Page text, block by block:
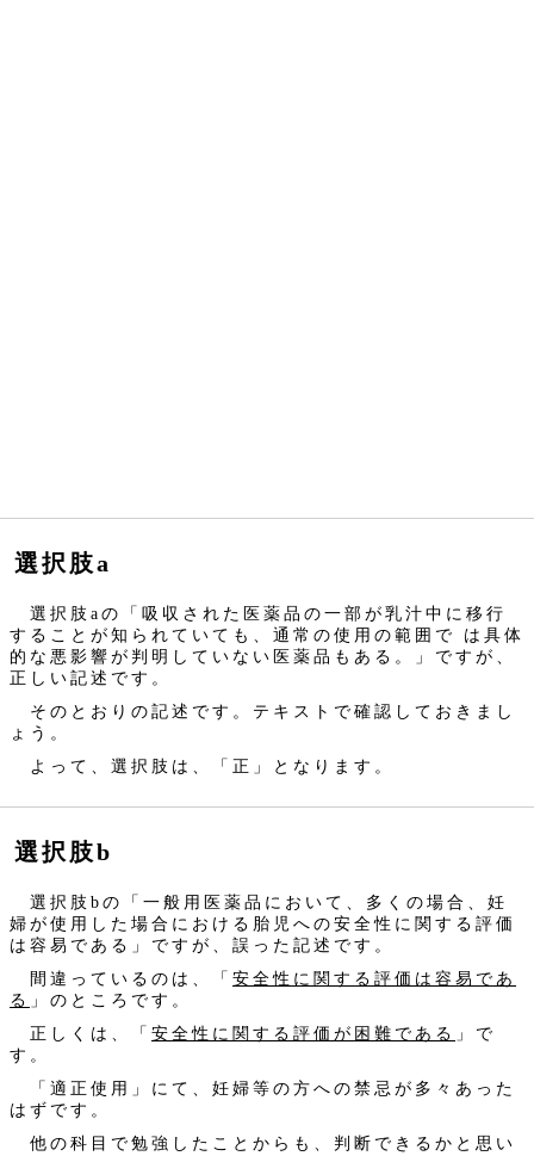
選択肢a
選択肢aの「吸収された医薬品の一部が乳汁中に移行
することが知られていても、通常の使用の範囲で は具体
的な悪影響が判明していない医薬品もある。」ですが、
正しい記述です。
そのとおりの記述です。テキストで確認しておきまし
ょう。
よって、選択肢は、「正」となります。
選択肢b
選択肢bの「一般用医薬品において、多くの場合、妊
婦が使用した場合における胎児への安全性に関する評価
は容易である」ですが、誤った記述です。
間違っているのは、「 安全性に関する評価は容易であ
る 」のところです。
正しくは、「 安全性に関する評価が困難である 」で
す。
「適正使用」にて、妊婦等の方への禁忌が多々あった
はずです。
他の科目で勉強したことからも、判断できるかと思い